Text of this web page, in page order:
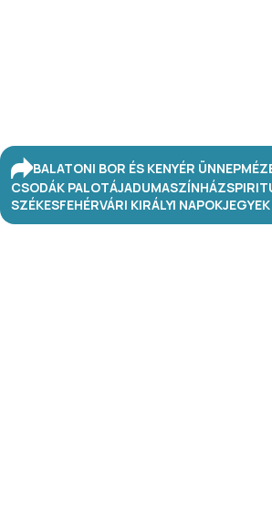
BALATONI BOR ÉS KENYÉR ÜNNEP
CSODÁK PALOTÁJADUMASZÍNHÁZ
SZÉKESFEHÉRVÁRI KIRÁLYI NAPOKJEGYEK